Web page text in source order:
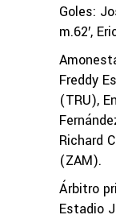
Goles:
m.62′,
Freddy
(TRU),
Richard
(ZAM).
Árbitro
Estadio